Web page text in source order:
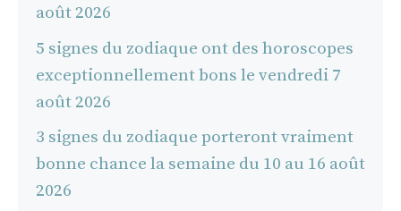
août 2026
5 signes du zodiaque ont des horoscopes
exceptionnellement bons le vendredi 7
août 2026
3 signes du zodiaque porteront vraiment
bonne chance la semaine du 10 au 16 août
2026